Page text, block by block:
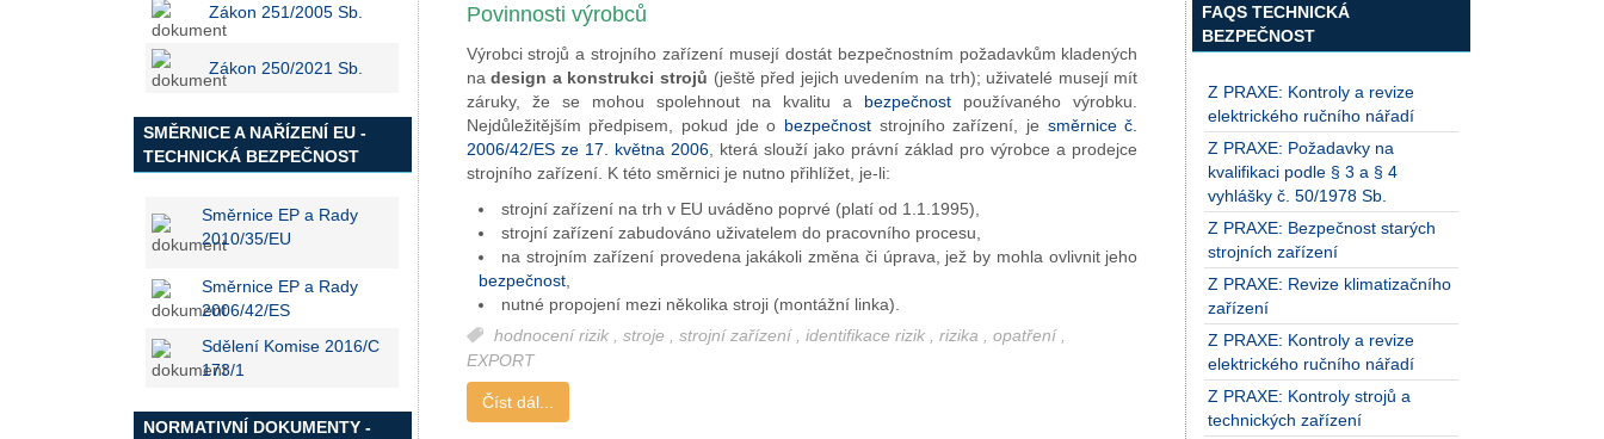
Zákon 251/2005 Sb.
Zákon 250/2021 Sb.
SMĚRNICE A NAŘÍZENÍ EU -
TECHNICKÁ BEZPEČNOST
Směrnice EP a Rady
2010/35/EU
Směrnice EP a Rady
2006/42/ES
Sdělení Komise 2016/C
173/1
NORMATIVNÍ DOKUMENTY -
Povinnosti výrobců
Výrobci strojů a strojního zařízení musejí dostát bezpečnostním požadavkům kladených
nadesign a konstrukci strojů (ještě před jejich uvedením na trh); uživatelé musejí mít
záruky, že se mohou spolehnout na kvalitu a bezpečnost používaného výrobku.
Nejdůležitějším předpisem, pokud jde o bezpečnost strojního zařízení, je směrnice č.
2006/42/ES ze 17. května 2006, která slouží jako právní základ pro výrobce a prodejce
strojního zařízení. K této směrnici je nutno přihlížet, je-li:
strojní zařízení na trh v EU uváděno poprvé (platí od 1.1.1995),
strojní zařízení zabudováno uživatelem do pracovního procesu,
na strojním zařízení provedena jakákoli změna či úprava, jež by mohla ovlivnit jeho
bezpečnost,
nutné propojení mezi několika stroji (montážní linka).
hodnocení rizik
stroje strojní zařízení identifikace rizik rizika opatření
EXPORT
Číst dál...
FAQS TECHNICKÁ
BEZPEČNOST
Z PRAXE: Kontroly a revize
elektrického ručního nářadí
Z PRAXE: Požadavky na
kvalifikaci podle § 3 a § 4
vyhlášky č. 50/1978 Sb.
Z PRAXE: Bezpečnost starých
strojních zařízení
Z PRAXE: Revize klimatizačního
zařízení
Z PRAXE: Kontroly a revize
elektrického ručního nářadí
Z PRAXE: Kontroly strojů a
technických zařízení